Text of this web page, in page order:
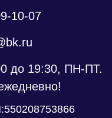
10-07
до 19:30, ПН-ПТ.